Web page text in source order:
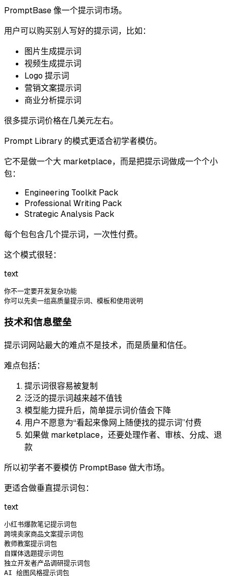
PromptBase 像一个提示词市场。
用户可以购买别人写好的提示词，比如：
图片生成提示词
视频生成提示词
Logo 提示词
营销文案提示词
商业分析提示词
很多提示词价格在几美元左右。
Prompt Library 的模式更适合初学者模仿。
它不是做一个大 marketplace，而是把提示词做成一个个小
包：
Engineering Toolkit Pack
Professional Writing Pack
Strategic Analysis Pack
每个包包含几个提示词，一次性付费。
这个模式很轻：
text
你不一定要开发复杂功能
技术和信息壁垒
提示词网站最大的难点不是技术，而是质量和信任。
难点包括：
提示词很容易被复制
泛泛的提示词越来越不值钱
模型能力提升后，简单提示词价值会下降
用户不愿意为“看起来像网上随便找的提示词”付费
如果做 marketplace，还要处理作者、审核、分成、退
款
所以初学者不要模仿 PromptBase 做大市场。
更适合做垂直提示词包：
text
小红书爆款笔记提示词包
跨境卖家商品文案提示词包
教师教案提示词包
自媒体选题提示词包
独立开发者产品调研提示词包